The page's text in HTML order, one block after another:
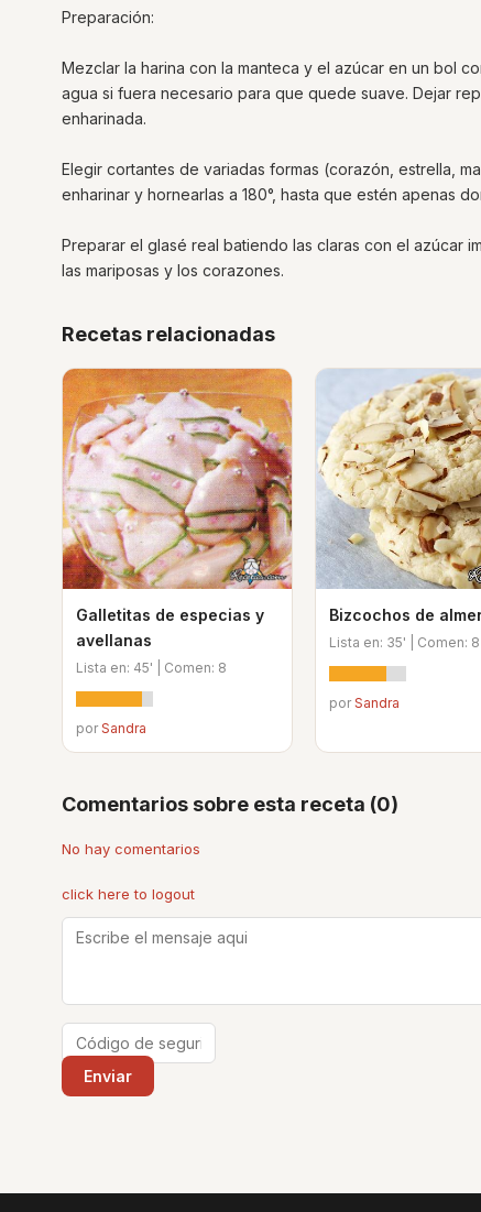
Preparación:
Mezclar la harina con la manteca y el azúcar en un bol
agua si fuera necesario para que quede suave. Dejar
enharinada.
Elegir cortantes de variadas formas (corazón, estrella,
enharinar y hornearlas a 180°, hasta que estén apenas
Preparar el glasé real batiendo las claras con el azúcar
las mariposas y los corazones.
Recetas relacionadas
Galletitas de especias y
avellanas
Lista en: 45' | Comen: 8
porSandra
Bizcochos de
Lista en: 35' | Comen: 8
porSandra
Comentarios sobre esta receta (0)
No hay comentarios
click here to logout